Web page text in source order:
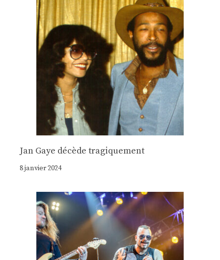
Jan Gaye décède tragiquement
8 janvier 2024